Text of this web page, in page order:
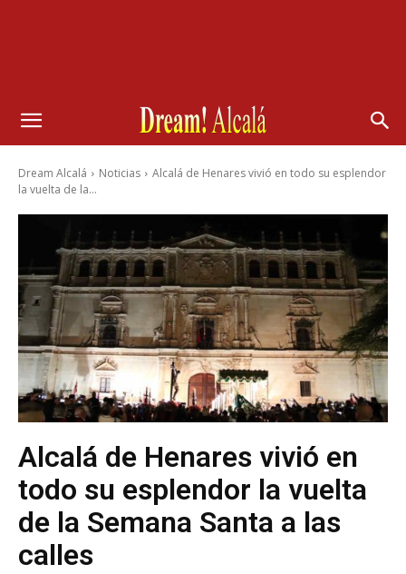
Dream Alcalá Noticias
Alcalá de Henares vivió en todo su esplendor
la vuelta de la...
Alcalá de Henares vivió en
todo su esplendor la vuelta
de la Semana Santa a las
calles